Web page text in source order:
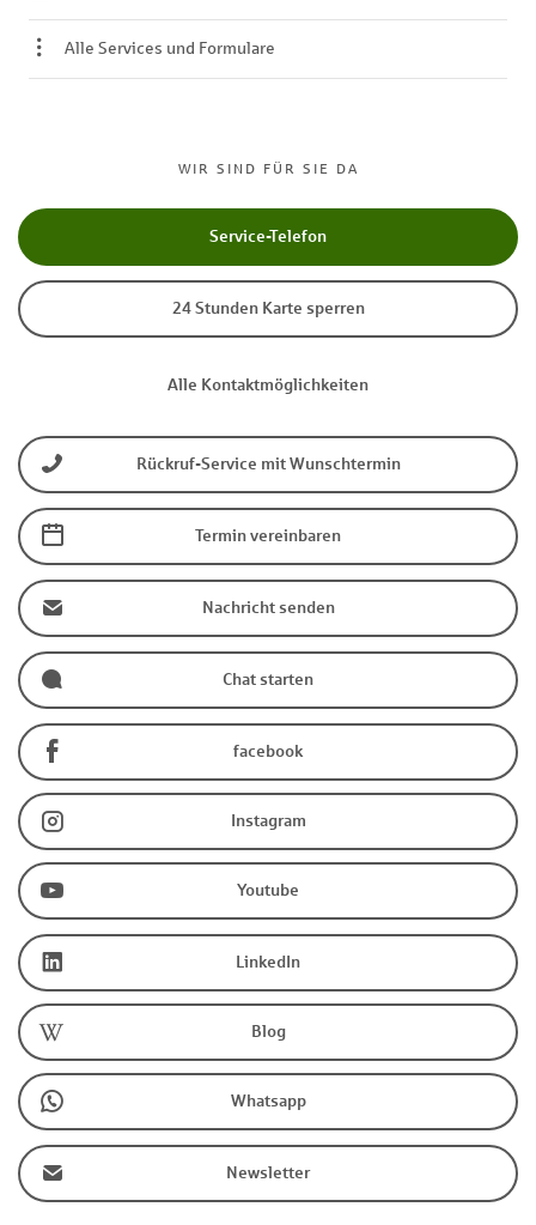
WIR SIND FÜR SIE DA
Service-Telefon
24 Stunden Karte sperren
Alle Kontaktmöglichkeiten
Rückruf-Service mit Wunschtermin
Termin vereinbaren
Nachricht senden
Chat starten
facebook
Instagram
Youtube
LinkedIn
Blog
Whatsapp
Newsletter
Alle Services und Formulare